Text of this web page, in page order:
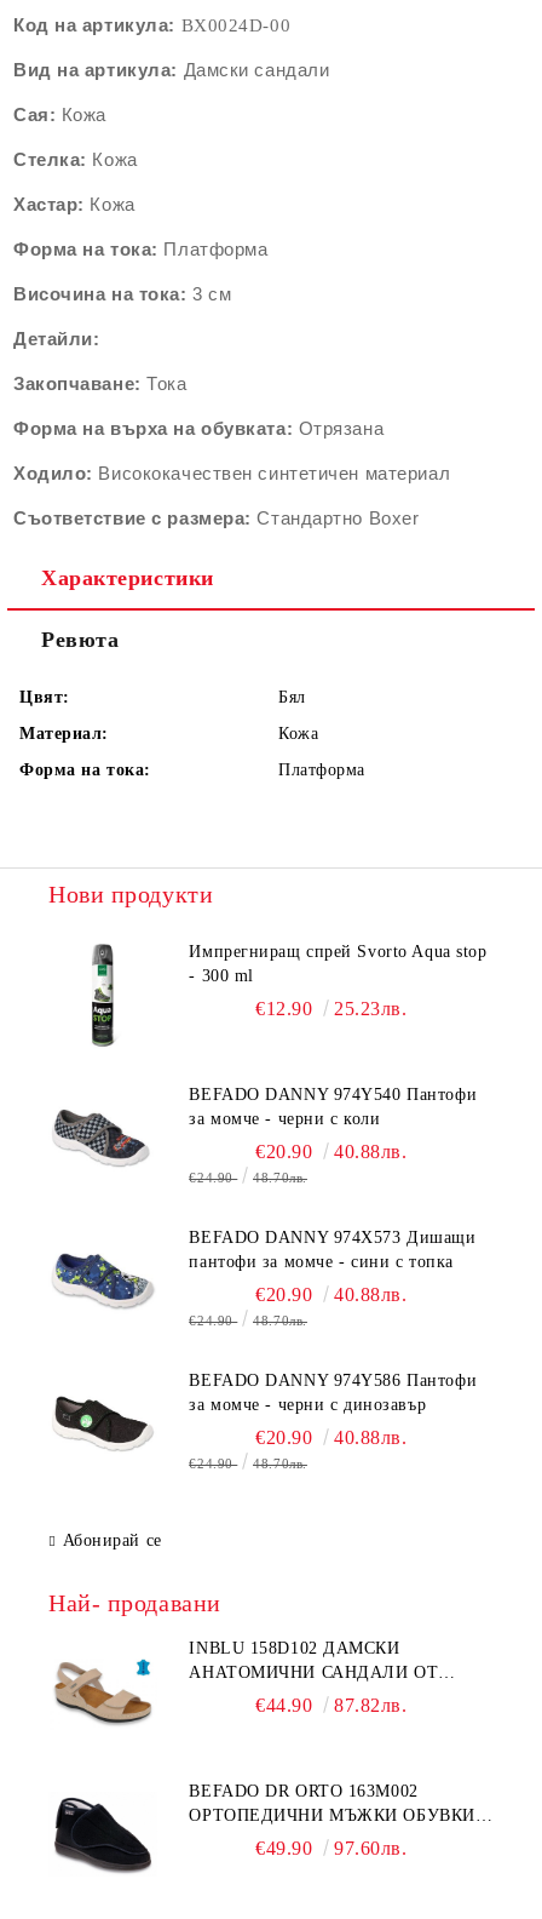
Код на артикула: BX0024D-00
Вид на артикула: Дамски сандали
Сая: Кожа
Стелка: Кожа
Хастар: Кожа
Форма на тока: Платформа
Височина на тока:3 см
Детайли:
Закопчаване: Тока
Форма на върха на обувката: Отрязана
Ходило: Висококачествен синтетичен материал
Съответствие с размера:Стандартно Boxer
Характеристики
Ревюта
Цвят:
Бял
Материал:
Кожа
Форма на тока:
Платформа
Нови продукти
Импрегниращ спрей Svorto Aqua stop
- 300 ml
€12.90 25.23лв.
BEFADO DANNY 974Y540 Пантофи
за момче - черни с коли
€20.90 40.88лв.
€24.90 48.70лв.
BEFADO DANNY 974X573 Дишащи
пантофи за момче - сини с топка
€20.90 40.88лв.
€24.90 48.70лв.
BEFADO DANNY 974Y586 Пантофи
за момче - черни с динозавър
€20.90 40.88лв.
€24.90 48.70лв.
Абонирай се
Най- продавани
INBLU 158D102 ДАМСКИ
АНАТОМИЧНИ САНДАЛИ ОТ
ЕСТЕСТВЕНА КОЖА, БЕЖОВИ
€44.90 87.82лв.
BEFADO DR ORTO 163M002
ОРТОПЕДИЧНИ МЪЖКИ ОБУВКИ
ЗА ГИПСИРАН ИЛИ СВРЪХ
€49.90 97.60лв.